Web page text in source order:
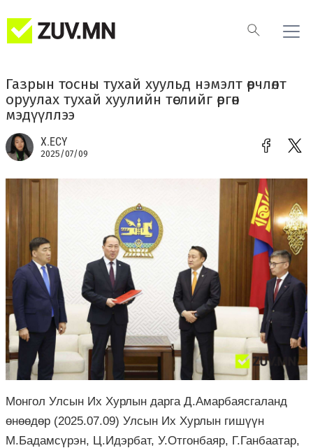
Газрын тосны тухай хуульд нэмэлт өөрчлөлт
оруулах тухай хуулийн төслийг өргөн
мэдүүллээ
Х.ЕСҮ
2025/07/09
Монгол Улсын Их Хурлын дарга Д.Амарбаясгаланд
өнөөдөр (2025.07.09) Улсын Их Хурлын гишүүн
М.Бадамсүрэн, Ц.Идэрбат, У.Отгонбаяр, Г.Ганбаатар,